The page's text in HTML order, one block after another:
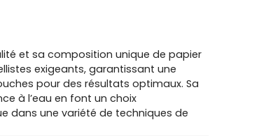
et sa composition unique de papier
exigeants, garantissant une
pour des résultats optimaux. Sa
à l’eau en font un choix
dans une variété de techniques de